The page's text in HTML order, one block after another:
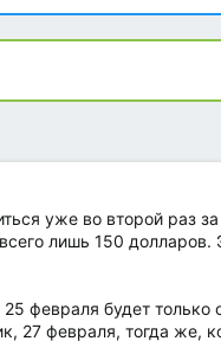
уже во второй раз
лишь 150 долларов.
февраля будет только
27 февраля, тогда же,